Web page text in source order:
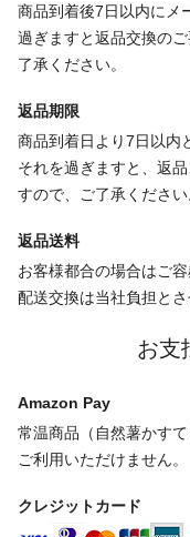
商品到着後7日以内にメ
過ぎますと返品交換の
了承ください。
返品期限
商品到着日より7日以内
それを過ぎますと、返
すので、ご了承ください
返品送料
お客様都合の場合はご
配送交換は当社負担とさ
お支
Amazon Pay
常温商品（自然薯かす
ご利用いただけません。
クレジットカード